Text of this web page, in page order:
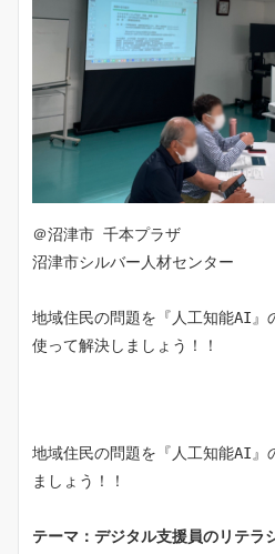
＠沼津市 千本プラザ
沼津市シルバー人材センター
地域住民の問題を『人工知能AI』
使って解決しましょう！！
地域住民の問題を『人工知能AI』
ましょう！！
テーマ：デジタル支援員のリテラ